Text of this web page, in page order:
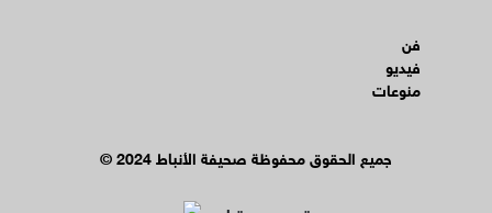
فن
فيديو
منوعات
© جميع الحقوق محفوظة صحيفة الأنباط 2024